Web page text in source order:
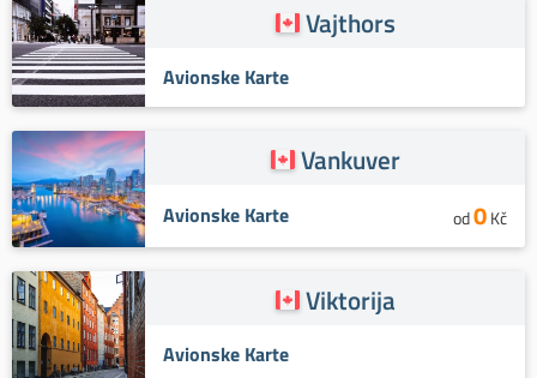
Vajthors
Avionske Karte
Vankuver
Avionske Karte od0Kč
Viktorija
Avionske Karte